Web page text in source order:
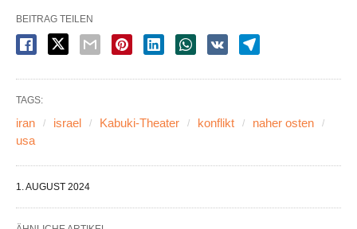
BEITRAG TEILEN
TAGS:
iran israel Kabuki-Theater konflikt
naher osten
usa
1. AUGUST 2024